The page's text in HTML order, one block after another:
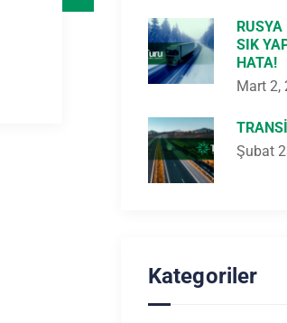
SIK
HATA!
Mart 2,
Şubat
Kategoriler